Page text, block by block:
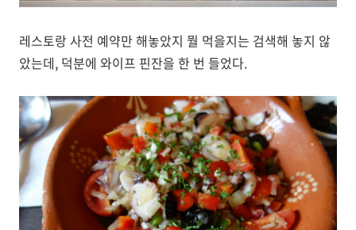
레스토랑 사전 예약만 해놓았지 뭘 먹을지는 검색해 놓지 않
았는데, 덕분에 와이프 핀잔을 한 번 들었다.